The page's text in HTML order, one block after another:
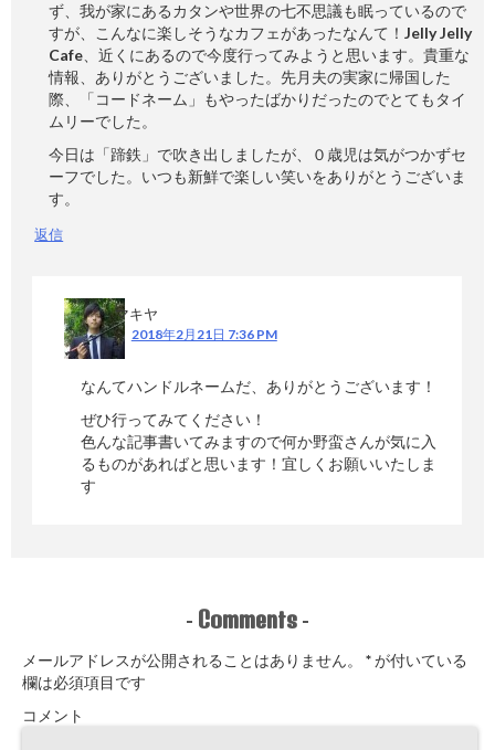
ず、我が家にあるカタンや世界の七不思議も眠っているので
すが、こんなに楽しそうなカフェがあったなんて！Jelly Jelly
Cafe、近くにあるので今度行ってみようと思います。貴重な
情報、ありがとうございました。先月夫の実家に帰国した
際、「コードネーム」もやったばかりだったのでとてもタイ
ムリーでした。
今日は「蹄鉄」で吹き出しましたが、０歳児は気がつかずセ
ーフでした。いつも新鮮で楽しい笑いをありがとうございま
す。
返信
マキヤ
2018年2月21日 7:36 PM
なんてハンドルネームだ、ありがとうございます！
ぜひ行ってみてください！
色んな記事書いてみますので何か野蛮さんが気に入
るものがあればと思います！宜しくお願いいたしま
す
- Comments -
メールアドレスが公開されることはありません。 *が付いている
欄は必須項目です
コメント